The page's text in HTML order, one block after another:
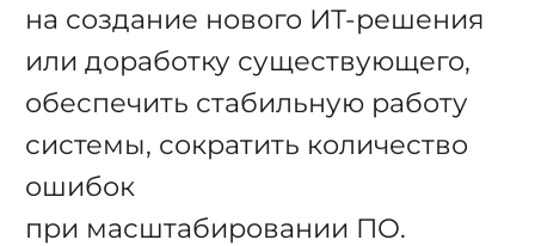
на создание нового ИТ-решения
или доработку существующего,
обеспечить стабильную работу
системы, сократить количество
ошибок
при масштабировании ПО.